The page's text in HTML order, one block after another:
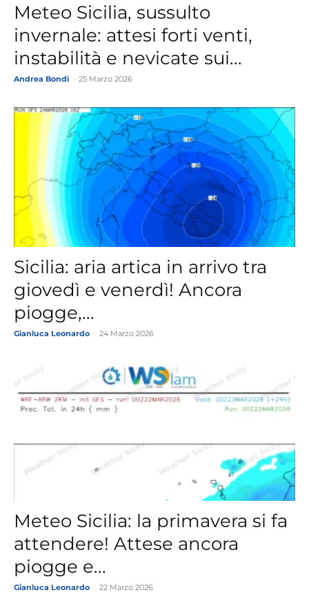
Meteo Sicilia, sussulto
invernale: attesi forti venti,
instabilità e nevicate sui...
Andrea Bondì 25 Marzo 2026
Sicilia: aria artica in arrivo tra
giovedì e venerdì! Ancora
piogge,...
Gianluca Leonardo 24 Marzo 2026
Meteo Sicilia: la primavera si fa
attendere! Attese ancora
piogge e...
Gianluca Leonardo 22 Marzo 2026